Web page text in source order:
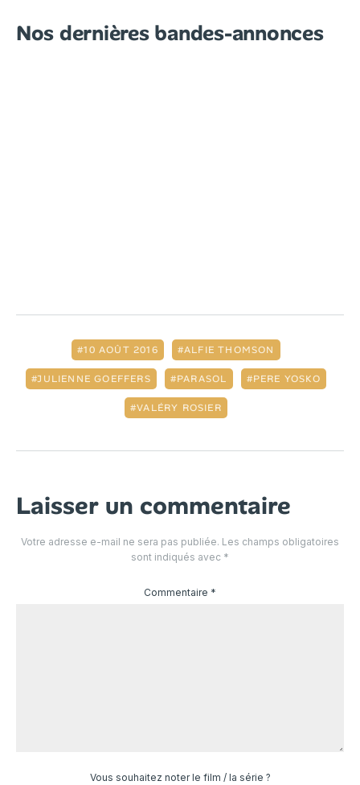
Nos dernières bandes-annonces
10 AOÛT 2016 ALFIE THOMSON
JULIENNE GOEFFERS PARASOL PERE YOSKO
VALÉRY ROSIER
Laisser un commentaire
Votre adresse e-mail ne sera pas publiée. Les champs obligatoires
sont indiqués avec *
Commentaire *
Vous souhaitez noter le film / la série ?